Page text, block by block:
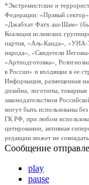
*Экстремистские и
Федерации: «Правый
«Джабхат Фатх аш-Шам»
Коалиция исламских
партия, «Аль-Каида», «УНА-
народа», «Свидетели
«Артподготовка»,
в России» и входящие в ее
Информация, размещенная
дизайна, логотипы,
законодательством
могут быть использованы
ГК РФ, при любом
цитировании, активная
редакции может не
Сообщение
play
pause